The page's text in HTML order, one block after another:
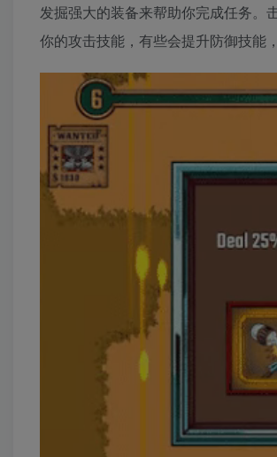
发掘强大的装备来帮助你完成任务。
你的攻击技能，有些会提升防御技能